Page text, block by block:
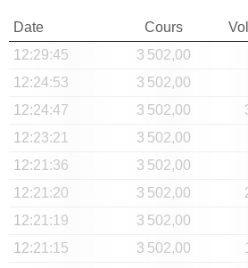
Date Cours
12:29:45
3 502,00
12:24:53
3 502,00
12:24:47
3 502,00
12:23:21
3 502,00
12:21:36
3 502,00
12:21:20
3 502,00
12:21:19
3 502,00
12:21:15
3 502,00